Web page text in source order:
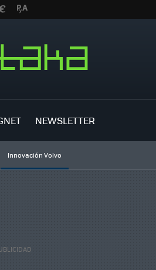
NEWSLETTER
Innovación Volvo